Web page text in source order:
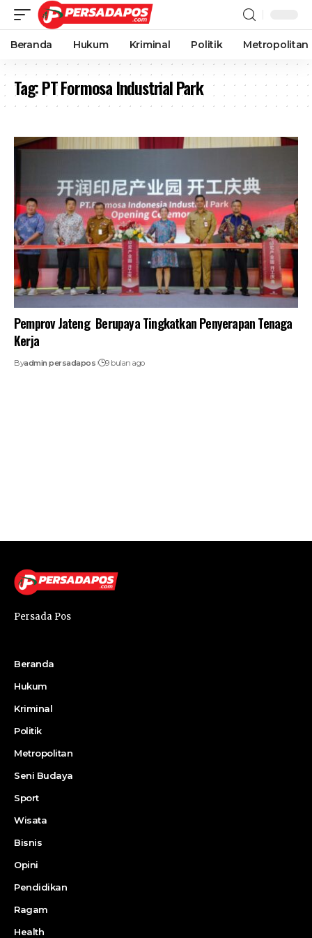
Beranda Hukum Kriminal Politik Metropolitan
Tag:PT Formosa Industrial Park
Pemprov Jateng Berupaya Tingkatkan Penyerapan Tenaga
Kerja
Byadmin persadapos 9 bulan ago
Persada Pos
Beranda
Hukum
Kriminal
Politik
Metropolitan
Seni Budaya
Sport
Wisata
Bisnis
Opini
Pendidikan
Ragam
Health